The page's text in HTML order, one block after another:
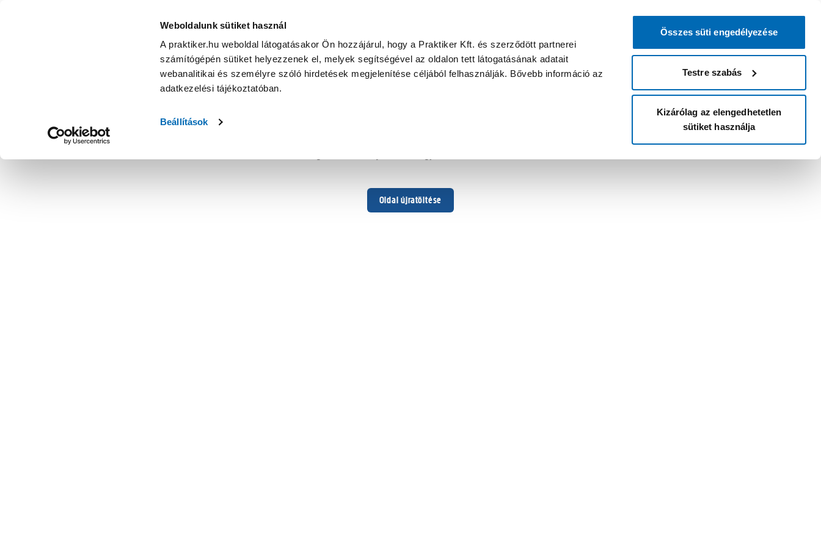
Weboldalunk sütiket használ
A praktiker.hu weboldal látogatásakor Ön hozzájárul, hogy a Praktiker Kft. és szerződött partnerei
számítógépén sütiket helyezzenek el, melyek segítségével az oldalon tett látogatásának adatait
webanalitikai és személyre szóló hirdetések megjelenítése céljából felhasználják. Bővebb információ az
adatkezelési tájékoztatóban.
Beállítások
Összes süti engedélyezése
Testre szabás
Kizárólag az elengedhetetlen
sütiket használja
Oldal újratöltése